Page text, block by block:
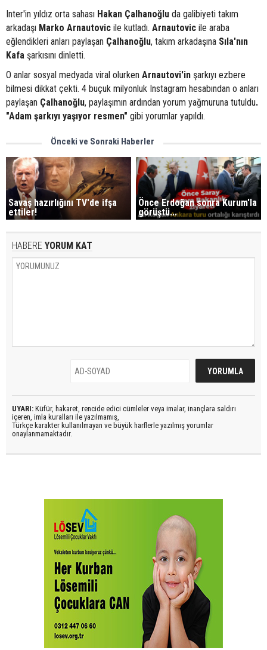
Inter'in yıldız orta sahası Hakan Çalhanoğlu da galibiyeti takım
arkadaşı Marko Arnautovic ile kutladı. Arnautovic ile araba
eğlendikleri anları paylaşan Çalhanoğlu, takım arkadaşına Sıla'nın
Kafa şarkısını dinletti.
O anlar sosyal medyada viral olurken Arnautovi'in şarkıyı ezbere
bilmesi dikkat çekti. 4 buçuk milyonluk Instagram hesabından o anları
paylaşan Çalhanoğlu, paylaşımın ardından yorum yağmuruna tutuldu.
"Adam şarkıyı yaşıyor resmen" gibi yorumlar yapıldı.
Önceki ve Sonraki Haberler
Savaş hazırlığını TV'de ifşa
ettiler!
Önce Erdoğan sonra Kurum'la
görüştü...
HABERE YORUM KAT
UYARI: Küfür, hakaret, rencide edici cümleler veya imalar, inançlara saldırı
içeren, imla kuralları ile yazılmamış,
Türkçe karakter kullanılmayan ve büyük harflerle yazılmış yorumlar
onaylanmamaktadır.